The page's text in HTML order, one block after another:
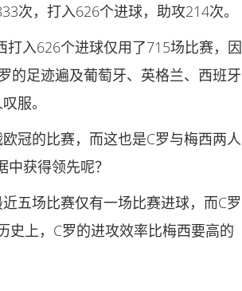
次，打入626个进球，助攻214次。
入626个进球仅用了715场比赛，因
的足迹遍及葡萄牙、英格兰、西班牙
服。
冠的比赛，而这也是C罗与梅西两人
获得领先呢？
五场比赛仅有一场比赛进球，而C罗
史上，C罗的进攻效率比梅西要高的